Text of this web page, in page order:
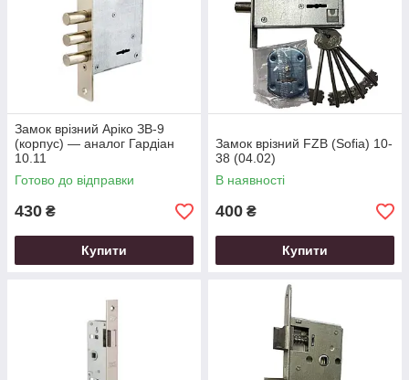
Замок врізний Аріко ЗВ-9
(корпус) — аналог Гардіан
10.11
Готово до відправки
430 ₴
Купити
Замок врізний FZB (Sofia) 10-
38 (04.02)
В наявності
400 ₴
Купити